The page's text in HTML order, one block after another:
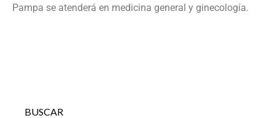
Pampa se atenderá en medicina general y ginecología.
BUSCAR